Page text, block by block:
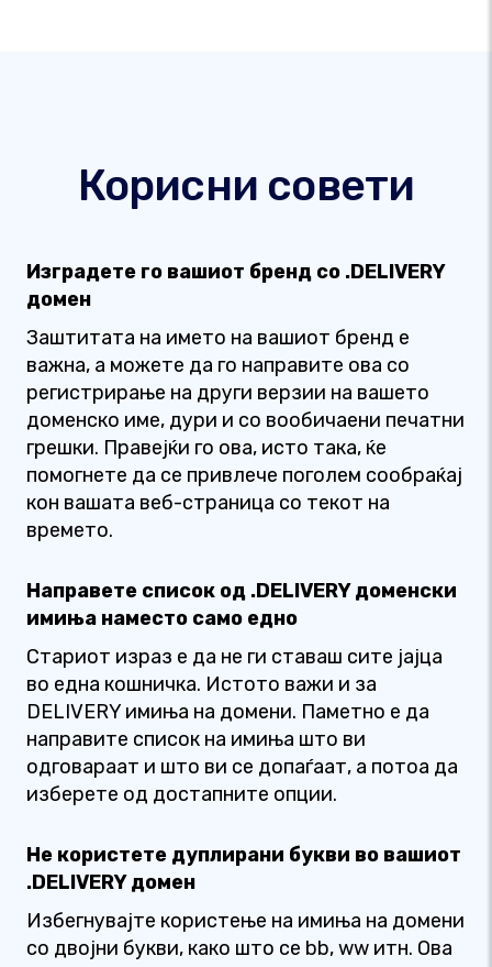
Корисни совети
Изградете го вашиот бренд со .DELIVERY
домен
Заштитата на името на вашиот бренд е
важна, а можете да го направите ова со
регистрирање на други верзии на вашето
доменско име, дури и со вообичаени печатни
грешки. Правејќи го ова, исто така, ќе
помогнете да се привлече поголем сообраќај
кон вашата веб-страница со текот на
времето.
Направете список од .DELIVERY доменски
имиња наместо само едно
Стариот израз е да не ги ставаш сите јајца
во една кошничка. Истото важи и за
DELIVERY имиња на домени. Паметно е да
направите список на имиња што ви
одговараат и што ви се допаѓаат, а потоа да
изберете од достапните опции.
Не користете дуплирани букви во вашиот
.DELIVERY домен
Избегнувајте користење на имиња на домени
со двојни букви, како што се bb, ww итн. Ова